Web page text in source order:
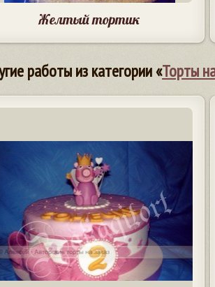
Желтый тортик
работы из категории «Торты